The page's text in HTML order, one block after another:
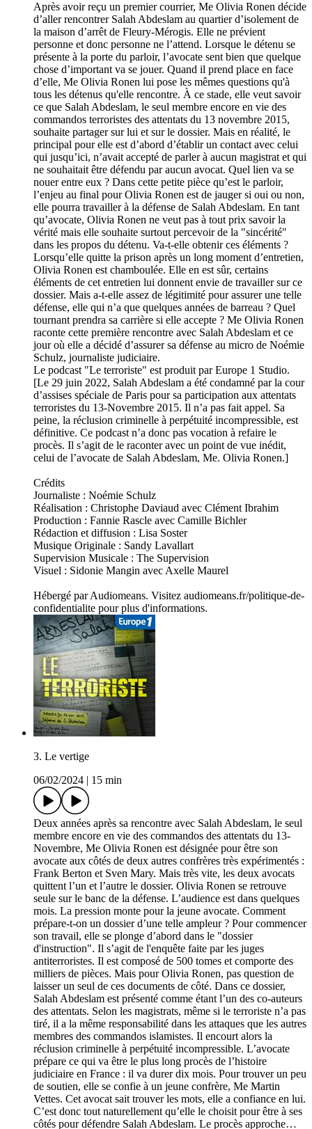
Après avoir reçu un premier courrier, Me Olivia Ronen décide
d’aller rencontrer Salah Abdeslam au quartier d’isolement de
la maison d’arrêt de Fleury-Mérogis. Elle ne prévient
personne et donc personne ne l’attend. Lorsque le détenu se
présente à la porte du parloir, l’avocate sent bien que quelque
chose d’important va se jouer. Quand il prend place en face
d’elle, Me Olivia Ronen lui pose les mêmes questions qu'à
tous les détenus qu'elle rencontre. À ce stade, elle veut savoir
ce que Salah Abdeslam, le seul membre encore en vie des
commandos terroristes des attentats du 13 novembre 2015,
souhaite partager sur lui et sur le dossier. Mais en réalité, le
principal pour elle est d’abord d’établir un contact avec celui
qui jusqu’ici, n’avait accepté de parler à aucun magistrat et qui
ne souhaitait être défendu par aucun avocat. Quel lien va se
nouer entre eux ? Dans cette petite pièce qu’est le parloir,
l’enjeu au final pour Olivia Ronen est de jauger si oui ou non,
elle pourra travailler à la défense de Salah Abdeslam. En tant
qu’avocate, Olivia Ronen ne veut pas à tout prix savoir la
vérité mais elle souhaite surtout percevoir de la "sincérité"
dans les propos du détenu. Va-t-elle obtenir ces éléments ?
Lorsqu’elle quitte la prison après un long moment d’entretien,
Olivia Ronen est chamboulée. Elle en est sûr, certains
éléments de cet entretien lui donnent envie de travailler sur ce
dossier. Mais a-t-elle assez de légitimité pour assurer une telle
défense, elle qui n’a que quelques années de barreau ? Quel
tournant prendra sa carrière si elle accepte ? Me Olivia Ronen
raconte cette première rencontre avec Salah Abdeslam et ce
jour où elle a décidé d’assurer sa défense au micro de Noémie
Schulz, journaliste judiciaire.
Le podcast "Le terroriste" est produit par Europe 1 Studio.
[Le 29 juin 2022, Salah Abdeslam a été condamné par la cour
d’assises spéciale de Paris pour sa participation aux attentats
terroristes du 13-Novembre 2015. Il n’a pas fait appel. Sa
peine, la réclusion criminelle à perpétuité incompressible, est
définitive. Ce podcast n’a donc pas vocation à refaire le
procès. Il s’agit de le raconter avec un point de vue inédit,
celui de l’avocate de Salah Abdeslam, Me. Olivia Ronen.]
Crédits
Journaliste : Noémie Schulz
Réalisation : Christophe Daviaud avec Clément Ibrahim
Production : Fannie Rascle avec Camille Bichler
Rédaction et diffusion : Lisa Soster
Musique Originale : Sandy Lavallart
Supervision Musicale : The Supervision
Visuel : Sidonie Mangin avec Axelle Maurel
Hébergé par Audiomeans. Visitez audiomeans.fr/politique-de-
confidentialite pour plus d'informations.
3. Le vertige
06/02/2024
15 min
Deux années après sa rencontre avec Salah Abdeslam, le seul
membre encore en vie des commandos des attentats du 13-
Novembre, Me Olivia Ronen est désignée pour être son
avocate aux côtés de deux autres confrères très expérimentés :
Frank Berton et Sven Mary. Mais très vite, les deux avocats
quittent l’un et l’autre le dossier. Olivia Ronen se retrouve
seule sur le banc de la défense. L’audience est dans quelques
mois. La pression monte pour la jeune avocate. Comment
prépare-t-on un dossier d’une telle ampleur ? Pour commencer
son travail, elle se plonge d’abord dans le "dossier
d'instruction". Il s’agit de l'enquête faite par les juges
antiterroristes. Il est composé de 500 tomes et comporte des
milliers de pièces. Mais pour Olivia Ronen, pas question de
laisser un seul de ces documents de côté. Dans ce dossier,
Salah Abdeslam est présenté comme étant l’un des co-auteurs
des attentats. Selon les magistrats, même si le terroriste n’a pas
tiré, il a la même responsabilité dans les attaques que les autres
membres des commandos islamistes. Il encourt alors la
réclusion criminelle à perpétuité incompressible. L’avocate
prépare ce qui va être le plus long procès de l’histoire
judiciaire en France : il va durer dix mois. Pour trouver un peu
de soutien, elle se confie à un jeune confrère, Me Martin
Vettes. Cet avocat sait trouver les mots, elle a confiance en lui.
C’est donc tout naturellement qu’elle le choisit pour être à ses
côtés pour défendre Salah Abdeslam. Le procès approche…